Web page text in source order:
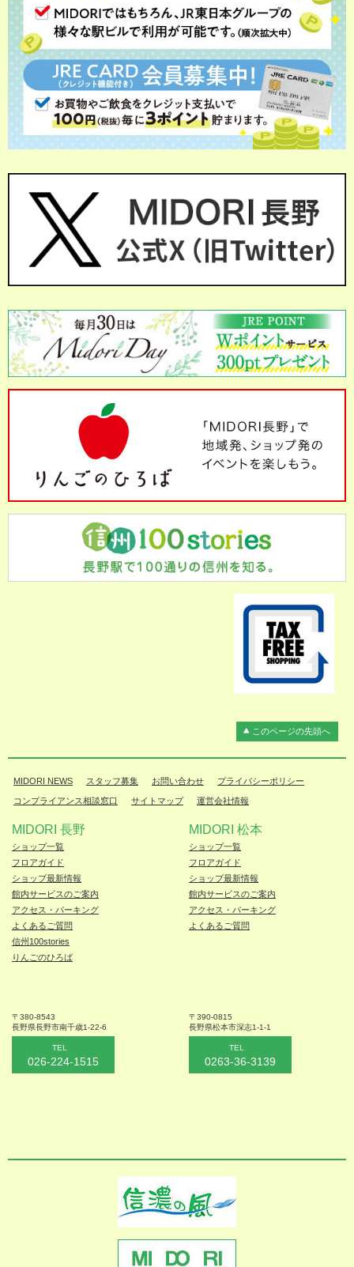
このページの先頭へ
MIDORI NEWS スタッフ募集 お問い合わせ プライバシーポリシー
コンプライアンス相談窓口 サイトマップ 運営会社情報
MIDORI 長野
ショップ一覧
フロアガイド
ショップ最新情報
館内サービスのご案内
アクセス・パーキング
よくあるご質問
信州100stories
りんごのひろば
〒380-8543
長野県長野市南千歳1-22-6
TEL
026-224-1515
MIDORI 松本
ショップ一覧
フロアガイド
ショップ最新情報
館内サービスのご案内
アクセス・パーキング
よくあるご質問
〒390-0815
長野県松本市深志1-1-1
TEL
0263-36-3139